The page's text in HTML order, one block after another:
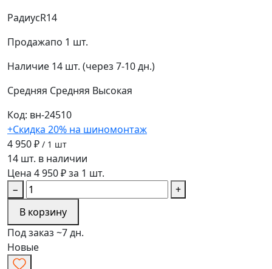
РадиусR14
Продажапо 1 шт.
Наличие 14 шт. (через 7-10 дн.)
Средняя Средняя Высокая
Код: вн-24510
+Скидка 20% на шиномонтаж
4 950 ₽ / 1 шт
14 шт. в наличии
Цена 4 950 ₽ за 1 шт.
−
+
В корзину
Под заказ ~7 дн.
Новые